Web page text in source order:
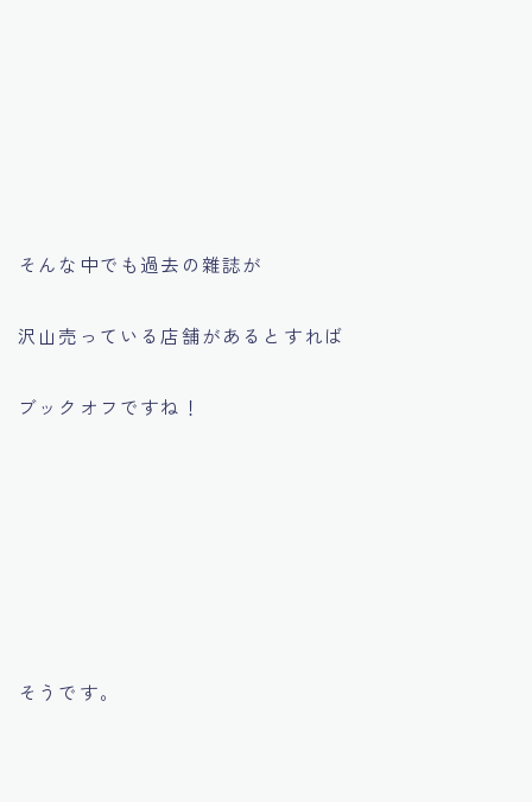
そんな中でも過去の雜誌が
沢山売っている店舗があるとすれば
ブックオフですね！
そうです。